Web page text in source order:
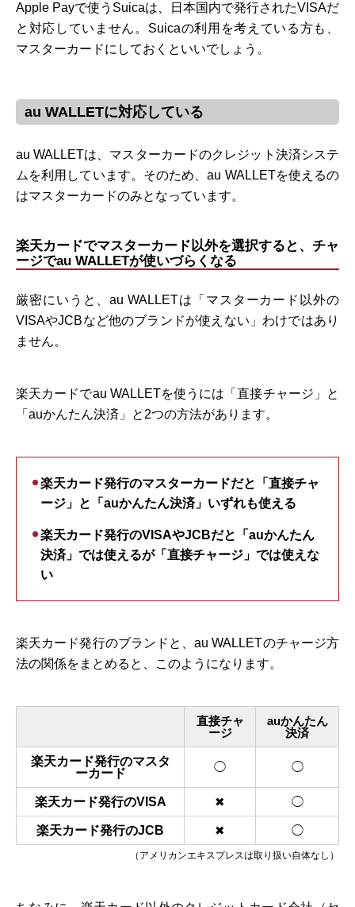
Apple Payで使うSuicaは、日本国内で発行されたVISAだ
と対応していません。Suicaの利用を考えている方も、
マスターカードにしておくといいでしょう。
au WALLETに対応している
au WALLETは、マスターカードのクレジット決済システ
ムを利用しています。そのため、au WALLETを使えるの
はマスターカードのみとなっています。
楽天カードでマスターカード以外を選択すると、チャ
ージでau WALLETが使いづらくなる
厳密にいうと、au WALLETは「マスターカード以外の
VISAやJCBなど他のブランドが使えない」わけではあり
ません。
楽天カードでau WALLETを使うには「直接チャージ」と
「auかんたん決済」と2つの方法があります。
楽天カード発行のマスターカードだと「直接チャ
ージ」と「auかんたん決済」いずれも使える
楽天カード発行のVISAやJCBだと「auかんたん
決済」では使えるが「直接チャージ」では使えな
い
楽天カード発行のブランドと、au WALLETのチャージ方
法の関係をまとめると、このようになります。
直接チャ
ージ
auかんたん
決済
楽天カード発行のマスタ
ーカード
◯ ◯
楽天カード発行のVISA ✖ ◯
楽天カード発行のJCB ✖ ◯
（アメリカンエキスプレスは取り扱い自体なし）